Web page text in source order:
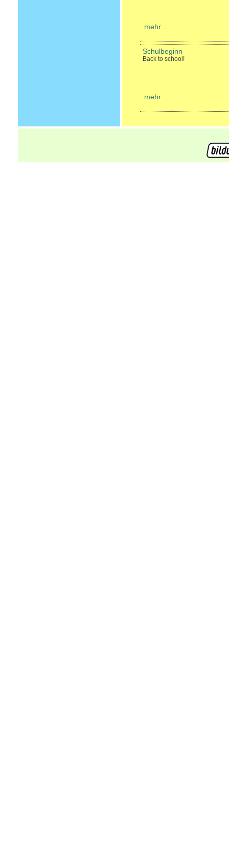
mehr ...
Schulbeginn
Back to school!
mehr ...